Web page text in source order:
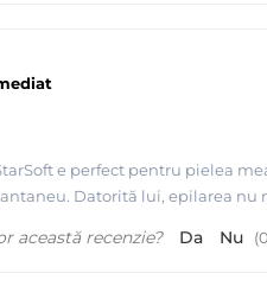
Starpil
e perfect pentru pielea
Datorită lui, epilarea
această recenzie?
Da Nu (0